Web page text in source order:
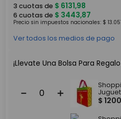
3 cuotas de $ 6131,98
6 cuotas de $ 3443,87
Precio sin impuestos nacionales: $ 13.
Ver todos los medios de pago
¡Llevate Una Bolsa Para
＋
－
$